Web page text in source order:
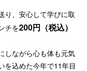
り、安心して学びに取
チを200円（税込）
しながら心も体も元気
込めた今年で11年目